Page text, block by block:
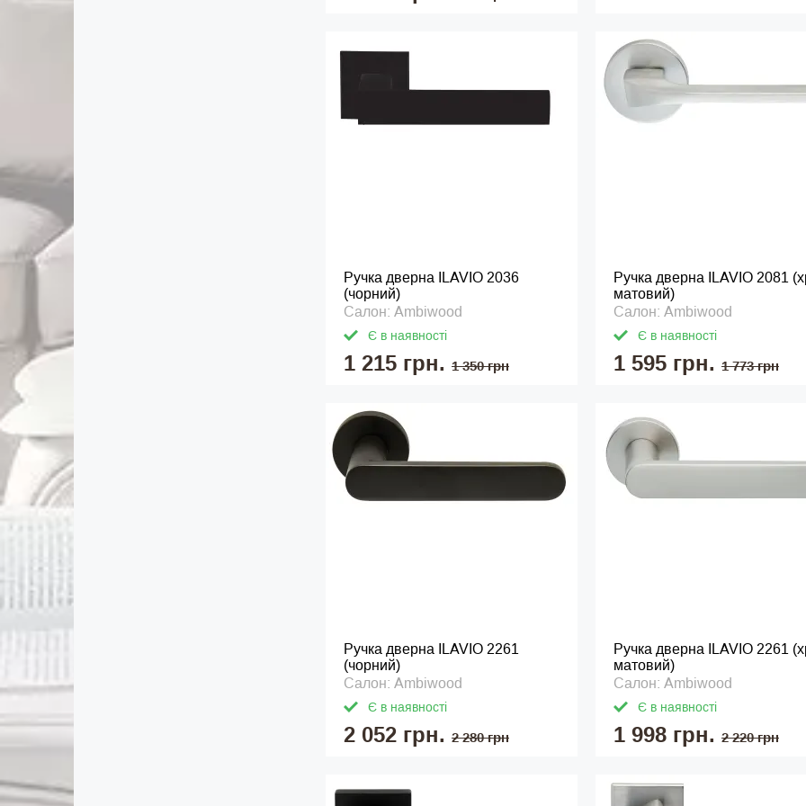
Ручка дверна ILAVIO 2036
(чорний)
Салон: Ambiwood
Є в наявності
1 215 грн. 1 350 грн
Ручка дверна ILAVIO 2081
матовий)
Салон: Ambiwood
Є в наявності
1 595 грн. 1 773 грн
Ручка дверна ILAVIO 2261
(чорний)
Салон: Ambiwood
Є в наявності
2 052 грн. 2 280 грн
Ручка дверна ILAVIO 2261
матовий)
Салон: Ambiwood
Є в наявності
1 998 грн. 2 220 грн